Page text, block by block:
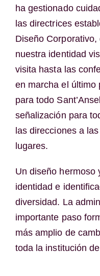
ha gestionado
las directrices
Diseño
nuestra identidad
visita hasta las
en marcha el último
para todo
señalización para
las direcciones a
lugares.
Un diseño hermoso
identidad e
diversidad. La
importante paso
más amplio de
toda la institución